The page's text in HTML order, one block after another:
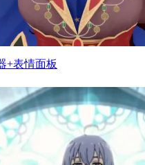
+表情面板